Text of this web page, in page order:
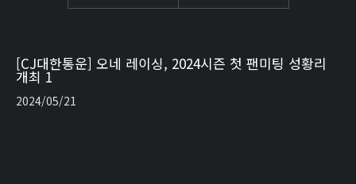
[CJ대한통운] 오네 레이싱, 2024시즌 첫 팬미팅 성황리
개최 1
2024/05/21